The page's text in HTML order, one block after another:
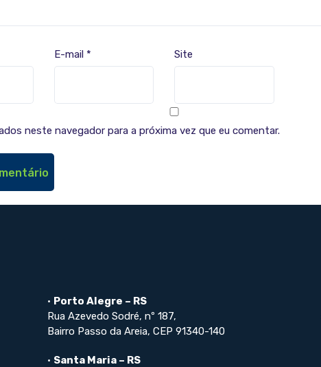
E-mail * Site
neste navegador para a próxima vez que eu comentar.
• Porto Alegre – RS
Rua Azevedo Sodré, nº 187,
Bairro Passo da Areia, CEP 91340-140
• Santa Maria – RS